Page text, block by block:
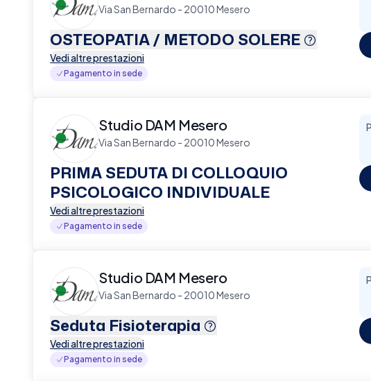
Via San Bernardo - 20010 Mesero
OSTEOPATIA / METODO SOLERE
Vedi altre prestazioni
Pagamento in sede
Studio DAM Mesero
Via San Bernardo - 20010 Mesero
PRIMA SEDUTA DI COLLOQUIO
PSICOLOGICO INDIVIDUALE
Vedi altre prestazioni
Pagamento in sede
Studio DAM Mesero
Via San Bernardo - 20010 Mesero
Seduta Fisioterapia
Vedi altre prestazioni
Pagamento in sede